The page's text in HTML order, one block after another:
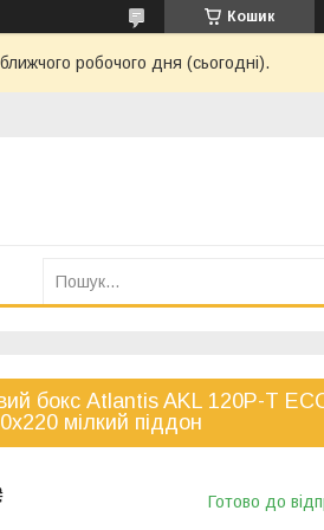
Кошик
робочого дня (сьогодні).
бокс Atlantis AKL 120P-T
мілкий піддон
Готово до